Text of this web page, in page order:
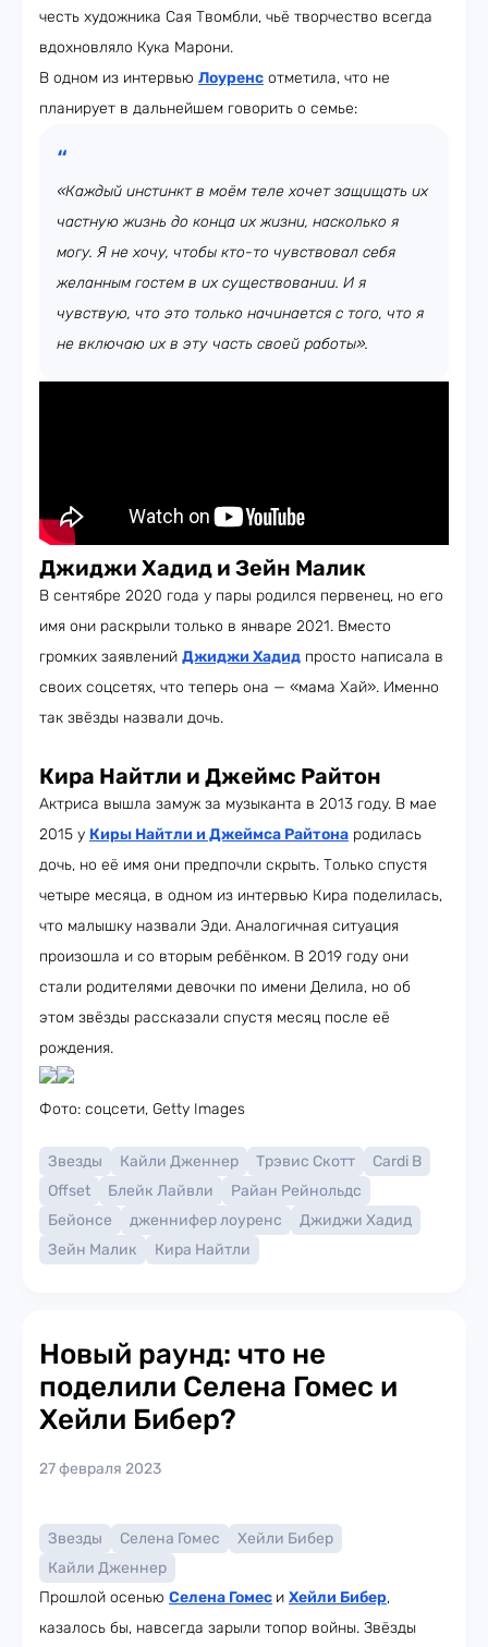
честь художника Сая Твомбли, чьё творчество всегда
вдохновляло Кука Марони.
В одном из интервью Лоуренс отметила, что не
планирует в дальнейшем говорить о семье:
«Каждый инстинкт в моём теле хочет защищать их
частную жизнь до конца их жизни, насколько я
могу. Я не хочу, чтобы кто-то чувствовал себя
желанным гостем в их существовании. И я
чувствую, что это только начинается с того, что я
не включаю их в эту часть своей работы».
Джиджи Хадид и Зейн Малик
В сентябре 2020 года у пары родился первенец, но его
имя они раскрыли только в январе 2021. Вместо
громких заявлений Джиджи Хадид просто написала в
своих соцсетях, что теперь она — «мама Хай». Именно
так звёзды назвали дочь.
Кира Найтли и Джеймс Райтон
Актриса вышла замуж за музыканта в 2013 году. В мае
2015 у Киры Найтли и Джеймса Райтона родилась
дочь, но её имя они предпочли скрыть. Только спустя
четыре месяца, в одном из интервью Кира поделилась,
что малышку назвали Эди. Аналогичная ситуация
произошла и со вторым ребёнком. В 2019 году они
стали родителями девочки по имени Делила, но об
этом звёзды рассказали спустя месяц после её
рождения.
Фото: соцсети, Getty Images
Звезды Кайли Дженнер Трэвис Скотт
Cardi B
Offset
Блейк Лайвли
Райан Рейнольдс
Бейонсе
дженнифер лоуренс
Джиджи Хадид
Зейн Малик
Кира Найтли
Новый раунд: что не
поделили Селена Гомес и
Хейли Бибер?
27 февраля 2023
Звезды Селена Гомес
Хейли Бибер
Кайли Дженнер
Прошлой осенью Селена Гомес и Хейли Бибер,
казалось бы, навсегда зарыли топор войны. Звёзды